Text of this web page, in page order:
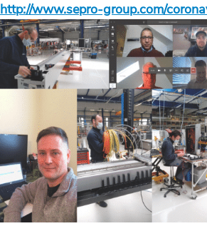
http://www.sepro-group.com/